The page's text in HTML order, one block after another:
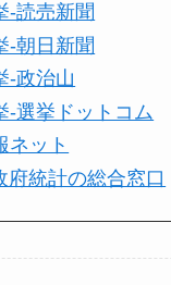
-読売新聞
-朝日新聞
-政治山
-選挙ドットコム
ネット
府統計の総合窓口